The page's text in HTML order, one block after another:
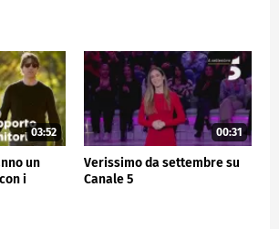
03:52
un
i
00:31
Verissimo da settembre su
Canale 5